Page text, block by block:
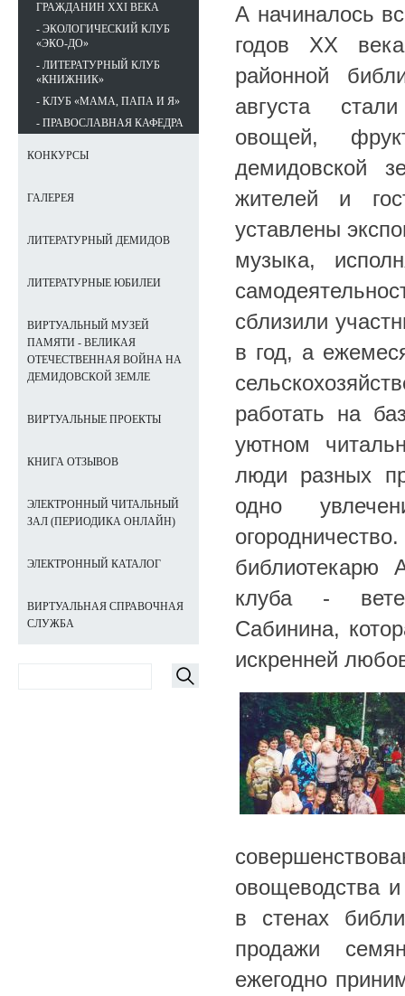
А начиналось
годов XX
районной
августа
овощей,
демидовской
жителей и
уставлены
музыка,
сблизили
в год, а
работать на
уютном
люди разных
одно
библиотекарю
клуба -
Сабинина,
искренней
овощеводства
в стенах
продажи
ежегодно
ГРАЖДАНИН XXI ВЕКА
- ЭКОЛОГИЧЕСКИЙ КЛУБ
«ЭКО-ДО»
- ЛИТЕРАТУРНЫЙ КЛУБ
«КНИЖНИК»
- КЛУБ «МАМА, ПАПА И Я»
- ПРАВОСЛАВНАЯ КАФЕДРА
КОНКУРСЫ
ГАЛЕРЕЯ
ЛИТЕРАТУРНЫЙ ДЕМИДОВ
ЛИТЕРАТУРНЫЕ ЮБИЛЕИ
ВИРТУАЛЬНЫЙ МУЗЕЙ
ПАМЯТИ - ВЕЛИКАЯ
ОТЕЧЕСТВЕННАЯ ВОЙНА НА
ДЕМИДОВСКОЙ ЗЕМЛЕ
ВИРТУАЛЬНЫЕ ПРОЕКТЫ
КНИГА ОТЗЫВОВ
ЭЛЕКТРОННЫЙ ЧИТАЛЬНЫЙ
ЗАЛ (ПЕРИОДИКА ОНЛАЙН)
ЭЛЕКТРОННЫЙ КАТАЛОГ
ВИРТУАЛЬНАЯ СПРАВОЧНАЯ
СЛУЖБА